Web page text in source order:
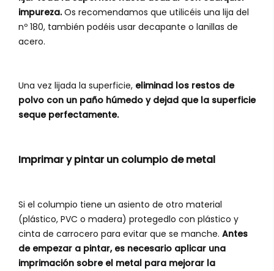
impureza.Os recomendamos que utilicéis una lija del
nº 180, también podéis usar decapante o lanillas de
acero.
Una vez lijada la superficie, eliminad los restos de
polvo con un paño húmedo y dejad que la superficie
seque perfectamente.
Imprimar y pintar un columpio de metal
Si el columpio tiene un asiento de otro material
(plástico, PVC o madera) protegedlo con plástico y
cinta de carrocero para evitar que se manche. Antes
de empezar a pintar, es necesario aplicar una
imprimación sobre el metal para mejorar la